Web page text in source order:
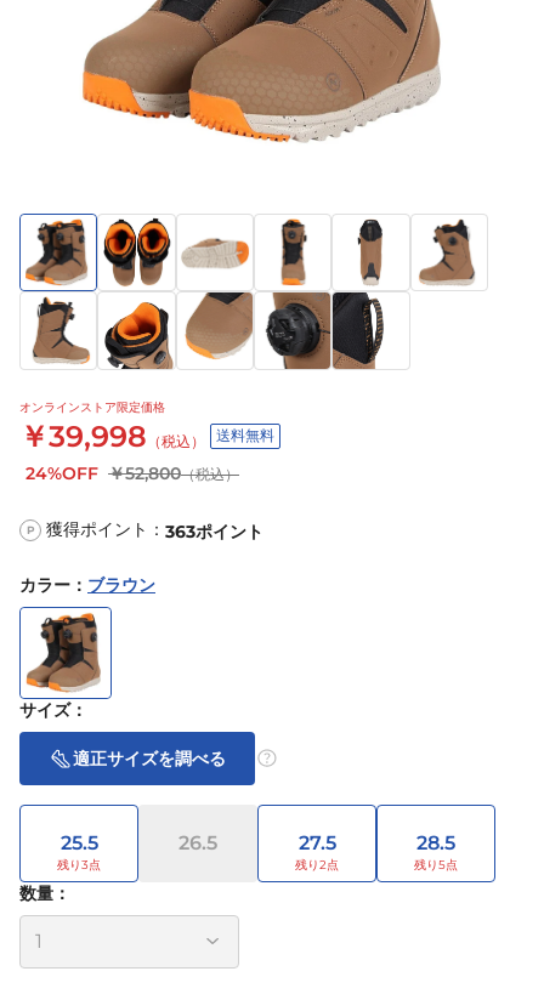
オンラインストア限定価格
￥39,998 （税込） 送料無料
24%OFF ￥52,800（税込）
P 獲得ポイント： 363ポイント
カラー ： ブラウン
サイズ：
適正サイズを調べる
25.5 26.5 27.5 28.5
数量：